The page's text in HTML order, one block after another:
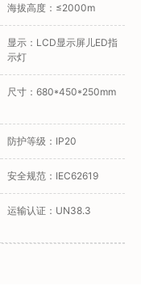
海拔高度：≤2000m
显示：LCD显示屏儿ED指
示灯
尺寸：680*450*250mm
防护等级：IP20
安全规范：IEC62619
运输认证：UN38.3